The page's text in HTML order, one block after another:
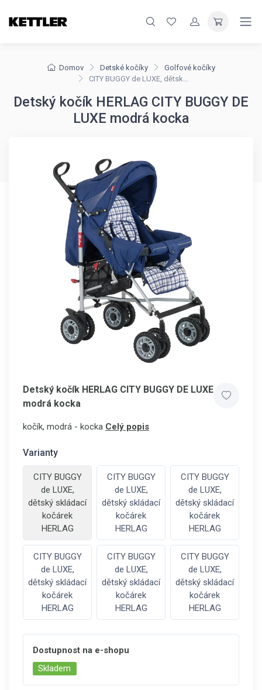
Domov Detské kočíky
Golfové kočíky
CITY BUGGY de LUXE, dětský skládací kočárek HERLAG
Detský kočík HERLAG CITY BUGGY DE
LUXE modrá kocka
Detský kočík HERLAG CITY BUGGY DE LUXE
modrá kocka
kočík, modrá - kocka Celý popis
Varianty
CITY BUGGY
de LUXE,
dětský skládací
kočárek
HERLAG
CITY BUGGY
de LUXE,
dětský skládací
kočárek
HERLAG
CITY BUGGY
de LUXE,
dětský skládací
kočárek
HERLAG
CITY BUGGY
de LUXE,
dětský skládací
kočárek
HERLAG
CITY BUGGY
de LUXE,
dětský skládací
kočárek
HERLAG
CITY BUGGY
de LUXE,
dětský skládací
kočárek
HERLAG
Dostupnost na e-shopu
Skladem